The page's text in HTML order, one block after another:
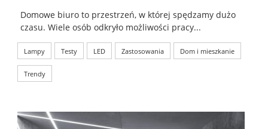
Domowe biuro to przestrzeń, w której spędzamy dużo
czasu. Wiele osób odkryło możliwości pracy...
Lampy Testy LED Zastosowania Dom i mieszkanie
Trendy